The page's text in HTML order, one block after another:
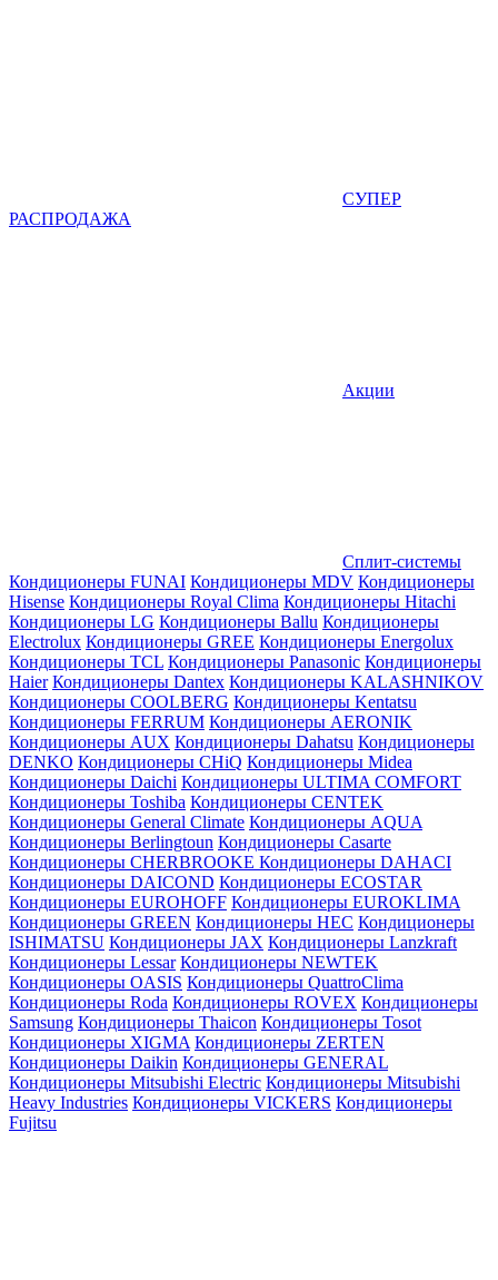
СУПЕР
РАСПРОДАЖА
Акции
Сплит-системы
Кондиционеры FUNAI Кондиционеры MDV Кондиционеры
Hisense Кондиционеры Royal Clima Кондиционеры Hitachi
Кондиционеры LG Кондиционеры Ballu Кондиционеры
Electrolux Кондиционеры GREE Кондиционеры Energolux
Кондиционеры TCL Кондиционеры Panasonic Кондиционеры
Haier Кондиционеры Dantex Кондиционеры KALASHNIKOV
Кондиционеры СOOLBERG Кондиционеры Kentatsu
Кондиционеры FERRUM Кондиционеры AERONIK
Кондиционеры AUX Кондиционеры Dahatsu Кондиционеры
DENKO Кондиционеры CHiQ Кондиционеры Midea
Кондиционеры Daichi Кондиционеры ULTIMA COMFORT
Кондиционеры Toshiba Кондиционеры CENTEK
Кондиционеры General Climate Кондиционеры AQUA
Кондиционеры Berlingtoun Кондиционеры Casarte
Кондиционеры CHERBROOKE Кондиционеры DAHACI
Кондиционеры DAICOND Кондиционеры ECOSTAR
Кондиционеры EUROHOFF Кондиционеры EUROKLIMA
Кондиционеры GREEN Кондиционеры HEC Кондиционеры
ISHIMATSU Кондиционеры JAX Кондиционеры Lanzkraft
Кондиционеры Lessar Кондиционеры NEWTEK
Кондиционеры OASIS Кондиционеры QuattroClima
Кондиционеры Roda Кондиционеры ROVEX Кондиционеры
Samsung Кондиционеры Thaicon Кондиционеры Tosot
Кондиционеры XIGMA Кондиционеры ZERTEN
Кондиционеры Daikin Кондиционеры GENERAL
Кондиционеры Mitsubishi Electric Кондиционеры Mitsubishi
Heavy Industries Кондиционеры VICKERS Кондиционеры
Fujitsu